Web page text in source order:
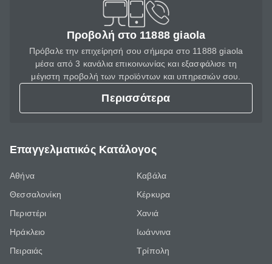
Προβολή στο 11888 giaola
Πρόβαλε την επιχείρησή σου σήμερα στο 11888 giaola
μέσα από 3 κανάλια επικοινωνίας και εξασφάλισε τη
μέγιστη προβολή των προϊόντων και υπηρεσιών σου.
Περισσότερα
Επαγγελματικός Κατάλογος
Αθήνα
Θεσσαλονίκη
Περιστέρι
Ηράκλειο
Πειραιάς
Καβάλα
Κέρκυρα
Χανιά
Ιωάννινα
Τρίπολη